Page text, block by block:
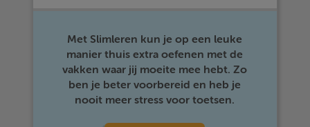
Met Slimleren kun je op een leuke
manier thuis extra oefenen met de
vakken waar jij moeite mee hebt. Zo
ben je beter voorbereid en heb je
nooit meer stress voor toetsen.